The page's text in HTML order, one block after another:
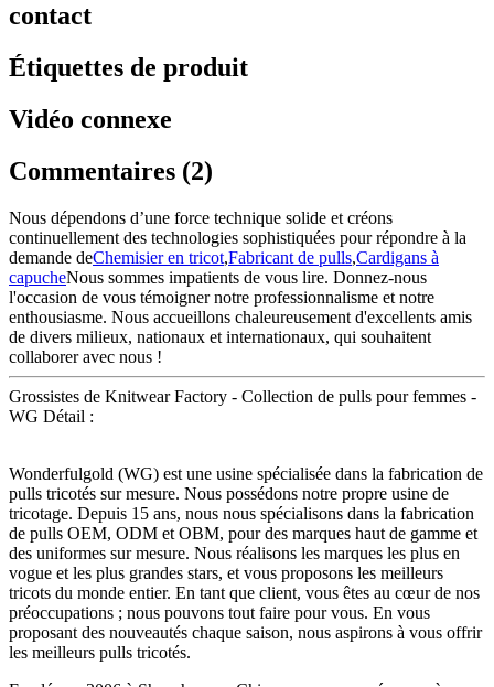
contact
Étiquettes de produit
Vidéo connexe
Commentaires (2)
Nous dépendons d’une force technique solide et créons
continuellement des technologies sophistiquées pour répondre à la
demande deChemisier en tricot,Fabricant de pulls,Cardigans à
capucheNous sommes impatients de vous lire. Donnez-nous
l'occasion de vous témoigner notre professionnalisme et notre
enthousiasme. Nous accueillons chaleureusement d'excellents amis
de divers milieux, nationaux et internationaux, qui souhaitent
collaborer avec nous !
Grossistes de Knitwear Factory - Collection de pulls pour femmes -
WG Détail :
Wonderfulgold (WG) est une usine spécialisée dans la fabrication de
pulls tricotés sur mesure. Nous possédons notre propre usine de
tricotage. Depuis 15 ans, nous nous spécialisons dans la fabrication
de pulls OEM, ODM et OBM, pour des marques haut de gamme et
des uniformes sur mesure. Nous réalisons les marques les plus en
vogue et les plus grandes stars, et vous proposons les meilleurs
tricots du monde entier. En tant que client, vous êtes au cœur de nos
préoccupations ; nous pouvons tout faire pour vous. En vous
proposant des nouveautés chaque saison, nous aspirons à vous offrir
les meilleurs pulls tricotés.